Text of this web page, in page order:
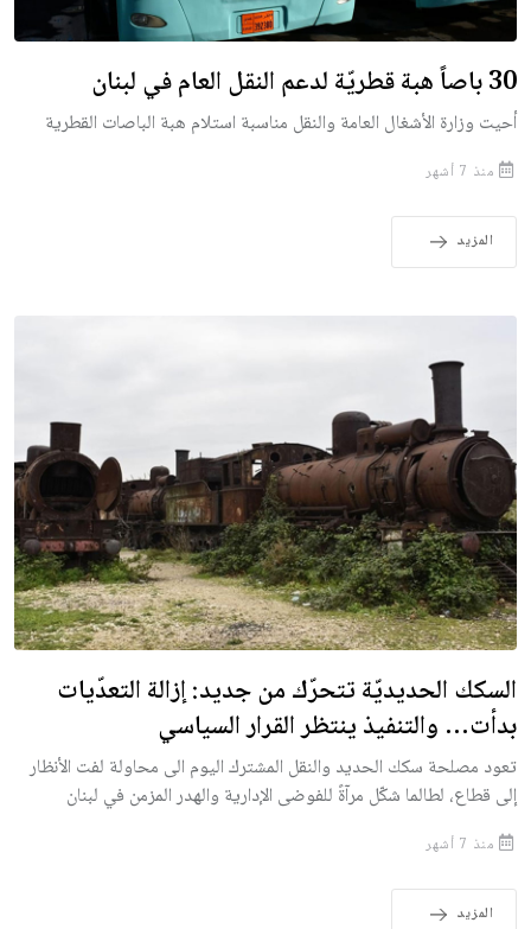
30 باصاً هبة قطريّة لدعم النقل العام في لبنان
أحيت وزارة الأشغال العامة والنقل مناسبة استلام هبة الباصات القطرية
منذ 7 أشهر
المزيد
السكك الحديديّة تتحرّك من جديد: إزالة التعدّيات
بدأت… والتنفيذ ينتظر القرار السياسي
تعود مصلحة سكك الحديد والنقل المشترك اليوم الى محاولة لفت الأنظار
إلى قطاع، لطالما شكّل مرآةً للفوضى الإدارية والهدر المزمن في لبنان
منذ 7 أشهر
المزيد